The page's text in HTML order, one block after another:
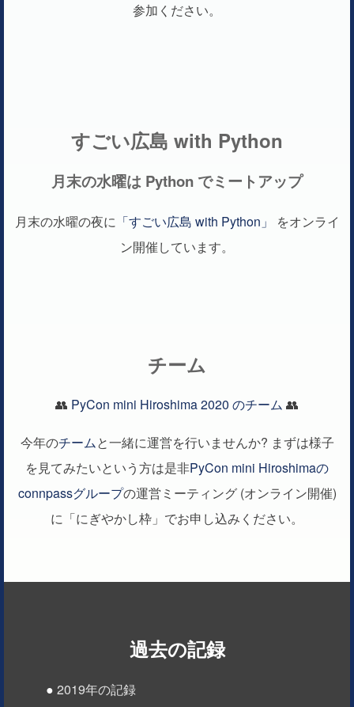
参加ください。
すごい広島 with Python
月末の水曜は Python でミートアップ
月末の水曜の夜に 「すごい広島 with Python」
をオンライ
ン開催しています。
チーム
👥 PyCon mini Hiroshima 2020 のチーム 👥
今年のチームと一緒に運営を行いませんか? まずは様子
を見てみたいという方は是非PyCon mini Hiroshimaの
connpassグループの運営ミーティング (オンライン開催)
に「にぎやかし枠」でお申し込みください。
過去の記録
2019年の記録